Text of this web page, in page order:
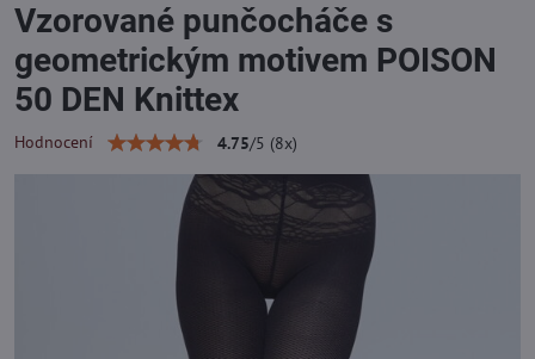
Vzorované punčocháče s
geometrickým motivem POISON
50 DEN Knittex
Hodnocení 4.75/5 (8x)